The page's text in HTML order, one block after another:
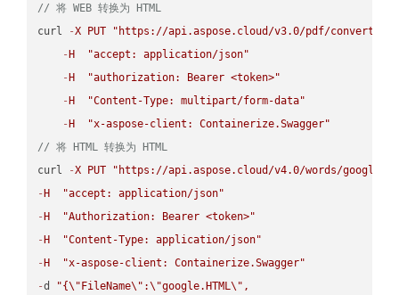
// 将 WEB 转换为 HTML
curl
-X PUT
"https://api.aspose.cloud/v3.0/pdf/convert/
- H
"accept: application/json"
- H
"authorization: Bearer <token>"
- H
"Content-Type: multipart/form-data"
- H
"x-aspose-client: Containerize.Swagger"
// 将 HTML 转换为 HTML
curl
-X PUT
"https://api.aspose.cloud/v4.0/words/
- H
"accept: application/json"
- H
"Authorization: Bearer <token>"
- H
"Content-Type: application/json"
- H
"x-aspose-client: Containerize.Swagger"
-d "{\" FileName\" :\"google.HTML\" ,